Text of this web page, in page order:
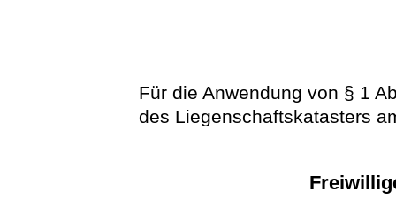
Für die Anwendung von § 1
des Liegenschaftskatasters